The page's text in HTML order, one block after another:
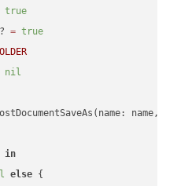
true
? = true
nil
in
else {